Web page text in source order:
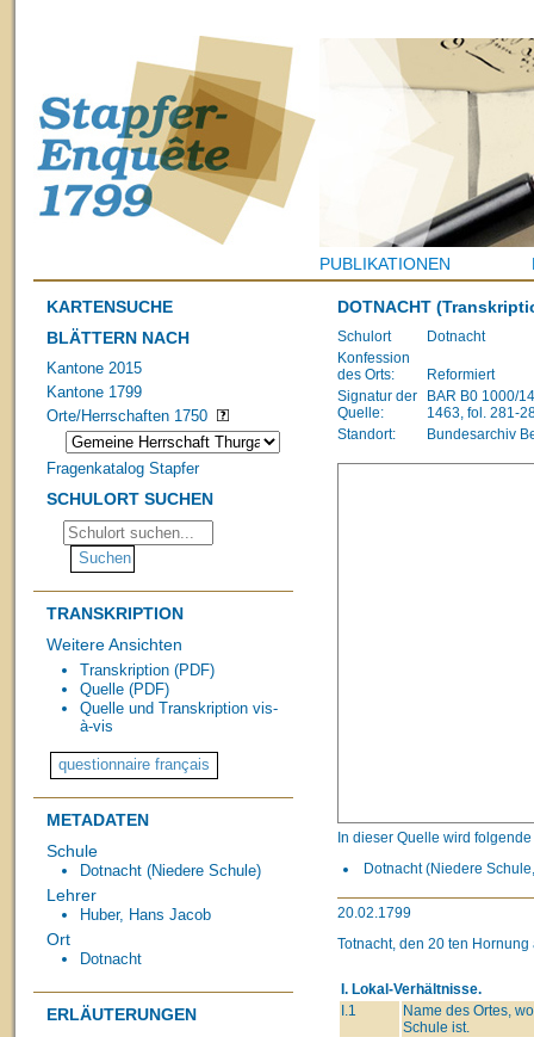
PUBLIKATIONEN
KARTENSUCHE
BLÄTTERN NACH
Kantone 2015
Kantone 1799
Orte/Herrschaften 1750
Fragenkatalog Stapfer
SCHULORT SUCHEN
TRANSKRIPTION
Weitere Ansichten
Transkription (PDF)
Quelle (PDF)
Quelle und Transkription vis-
à-vis
METADATEN
Schule
Dotnacht (Niedere Schule)
Lehrer
Huber, Hans Jacob
Ort
Dotnacht
ERLÄUTERUNGEN
DOTNACHT
Schulort
Dotnacht
Konfession
des Orts:
Reformiert
Signatur der
Quelle:
BAR B0 1000/
1463, fol. 281-
Standort:
Bundesarchiv
In dieser Quelle wird
Dotnacht (Niedere
20.02.1799
Totnacht, den 20 ten
I. Lokal-Verhältnisse.
I.1
Name des Ortes,
Schule ist.